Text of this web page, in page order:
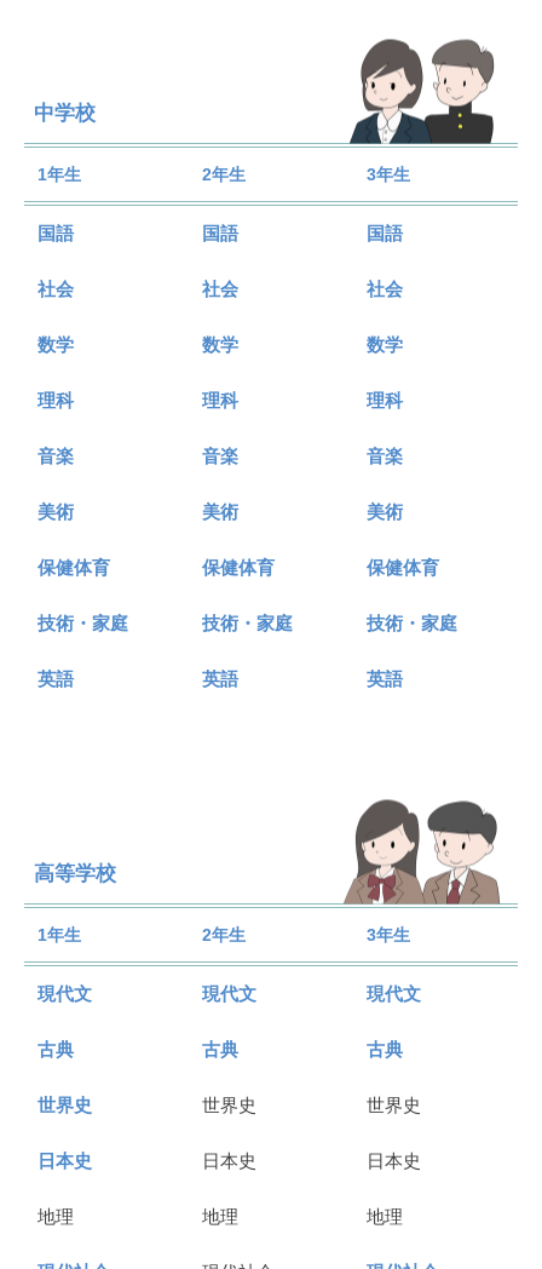
中学校
1年生 2年生 3年生
国語 国語 国語
社会 社会 社会
数学 数学 数学
理科 理科 理科
音楽 音楽 音楽
美術 美術 美術
保健体育 保健体育 保健体育
技術・家庭 技術・家庭 技術・家庭
英語 英語 英語
高等学校
1年生 2年生 3年生
現代文 現代文 現代文
古典 古典 古典
世界史 世界史 世界史
日本史 日本史 日本史
地理 地理 地理